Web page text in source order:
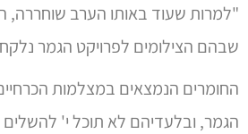
"למרות שעוד באותו הערב שוחררה,
שבהם הצילומים לפרויקט הגמר
החומרים הנמצאים במצלמות
הגמר, ובלעדיהם לא תוכל י' להשלים